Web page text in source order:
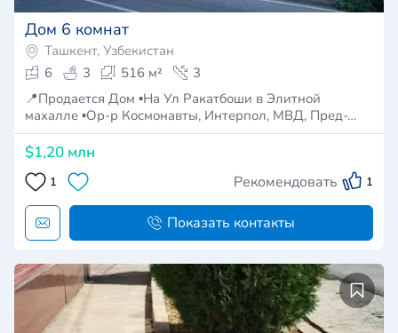
Дом 6 комнат
Ташкент, Узбекистан
6
3 516 м²
3
📍Продается Дом ▪️На Ул Ракатбоши в Элитной
махалле ▪️Ор-р Космонавты, Интерпол, МВД, Пред-…
$1,20 млн
1 Рекомендовать 1
Показать контакты